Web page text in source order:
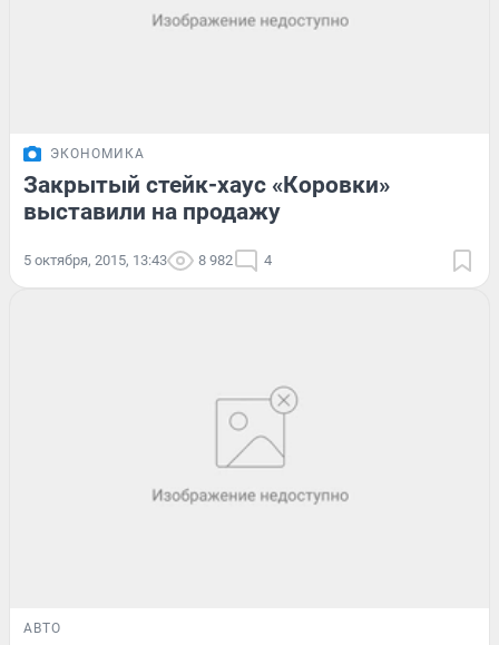
ЭКОНОМИКА
Закрытый стейк-хаус «Коровки»
выставили на продажу
5 октября, 2015, 13:43 8 982 4
АВТО